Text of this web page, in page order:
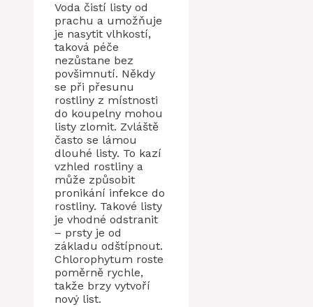
Voda čistí listy od
prachu a umožňuje
je nasytit vlhkostí,
taková péče
nezůstane bez
povšimnutí. Někdy
se při přesunu
rostliny z místnosti
do koupelny mohou
listy zlomit. Zvláště
často se lámou
dlouhé listy. To kazí
vzhled rostliny a
může způsobit
pronikání infekce do
rostliny. Takové listy
je vhodné odstranit
– prsty je od
základu odštípnout.
Chlorophytum roste
poměrně rychle,
takže brzy vytvoří
nový list.